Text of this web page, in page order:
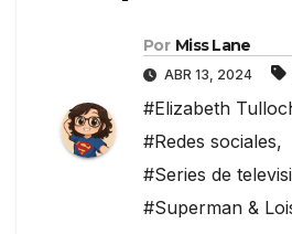
Por Miss Lane
ABR 13, 2024
#Elizabeth
#Redes sociales,
#Series de
#Superman &